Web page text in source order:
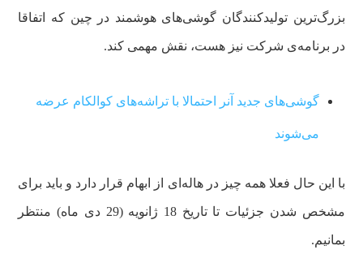
بزرگ‌ترین تولیدکنندگان گوشی‌های هوشمند در چین که اتفاقا
در برنامه‌ی شرکت نیز هست، نقش مهمی کند.
گوشی‌های جدید آنر احتمالا با تراشه‌های کوالکام عرضه
می‌شوند
با این حال فعلا همه چیز در هاله‌ای از ابهام قرار دارد و باید برای
مشخص شدن جزئیات تا تاریخ 18 ژانویه (29 دی ماه) منتظر
بمانیم.